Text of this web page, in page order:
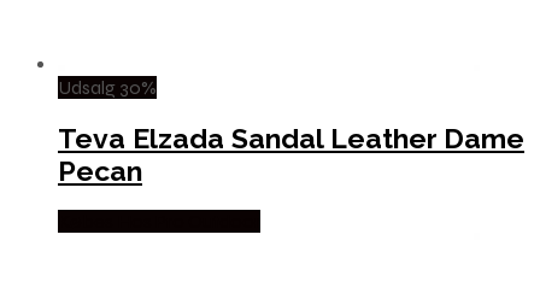
Udsalg 30%
Teva Elzada Sandal Leather Dame
Pecan